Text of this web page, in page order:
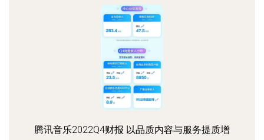
腾讯音乐2022Q4财报 以品质内容与服务提质增